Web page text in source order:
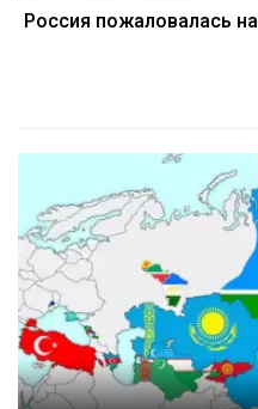
Россия пожаловалась